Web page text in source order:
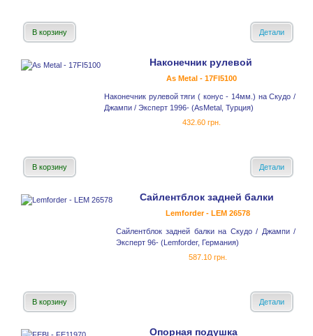
В корзину Детали
Наконечник рулевой
As Metal - 17FI5100
Наконечник рулевой тяги ( конус - 14мм.) на Скудо /
Джампи / Эксперт 1996- (AsMetal, Турция)
432.60 грн.
В корзину Детали
Сайлентблок задней балки
Lemforder - LEM 26578
Сайлентблок задней балки на Скудо / Джампи /
Эксперт 96- (Lemforder, Германия)
587.10 грн.
В корзину Детали
Опорная подушка